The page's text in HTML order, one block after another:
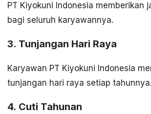
PT Kiyokuni Indonesia memberikan
bagi seluruh karyawannya.
3. Tunjangan Hari Raya
Karyawan PT Kiyokuni Indonesia
tunjangan hari raya setiap tahunnya.
4. Cuti Tahunan